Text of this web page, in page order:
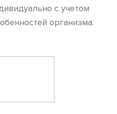
с учетом
организма.